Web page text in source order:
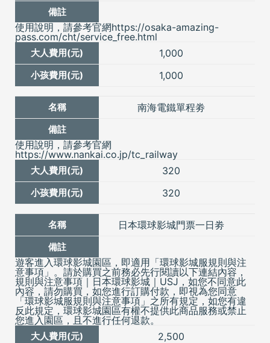
9. 有關天候惡劣等因素而導致之航班延誤及取消的處
理，如遇此情況，旅客不需支付取消及更改所產生之手
續費，樂桃航空將會提供旅客轉乘其他航班。
(無法轉乘其他航空公司的航班)
10. 本行程設定房型為經濟雙人房之特別優惠價，若需求其他房
型，每人需加價。
11. 若您想要的日期沒有開團，或是您想要的飯店不在網
頁上，歡迎直接來電洽詢。
12. 日本的小孩不佔床限定於未滿6歲以下，6歲以上皆需
佔床，請注意！
13. 兩歲以上的兒童必須在航程中佔用一個機位，且需支
付全額機票價格、稅收及費用。未滿兩歲之嬰兒票價是不含
行李，機上也無提供嬰兒搖籃。
14. 由於酒店房價異動頻繁，表列報價只能以平日正常酒
店合約房入住費用為基礎報價，若遇調漲或會展期間或
特殊節日及各種其它狀況，可能會有額外加價，我們將
會於您訂購後，與您確認相關正確費用，造成不便之
處，敬請見諒並瞭解。
15. 酒店一旦經確認保證入住後，不得取消或更改入住日
使用說明，請參考官網https://osaka-amazing-
pass.com/cht/service_free.html
1,000
1,000
南海電鐵單程劵
使用說明，請參考官網
https://www.nankai.co.jp/tc_railway
320
320
日本環球影城門票一日劵
遊客進入環球影城園區，即適用「環球影城服規則與注
意事項」。請於購買之前務必先行閱讀以下連結內容，
規則與注意事項｜日本環球影城｜USJ，如您不同意此
內容，請勿購買，如您進行訂購付款，即視為您同意
「環球影城服規則與注意事項」之所有規定，如您有違
反此規定，環球影城園區有權不提供此商品服務或禁止
您進入園區，且不進行任何退款。
2,500